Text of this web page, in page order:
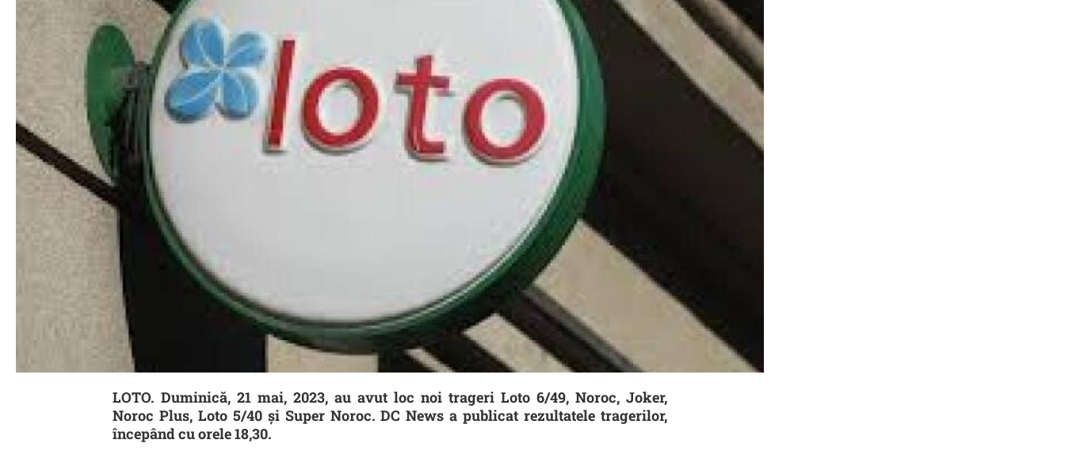
LOTO. Duminică, 21 mai, 2023, au avut loc noi trageri Loto 6/49, Noroc, Joker,
Noroc Plus, Loto 5/40 și Super Noroc. DC News a publicat rezultatele tragerilor,
începând cu orele 18,30.